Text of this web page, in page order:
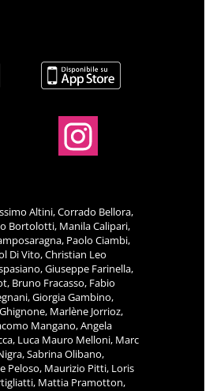
Altini, Corrado Bellora,
Bortolotti, Manila Calipari,
Paolo Ciambi,
Di Vito, Christian Leo
Giuseppe Farinella,
Bruno Fracasso, Fabio
Giorgia Gambino,
Marlène Jorrioz,
Mangano, Angela
Luca Mauro Melloni, Marc
Sabrina Olibano,
Peloso, Maurizio Pitti, Loris
Mattia Pramotton,